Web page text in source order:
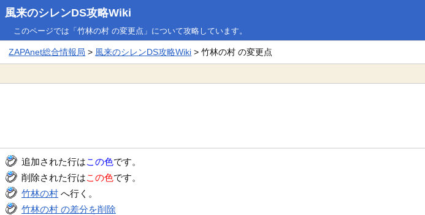
風来のシレンDS攻略Wiki
このページでは「竹林の村 の変更点」について攻略しています。
ZAPAnet総合情報局 > 風来のシレンDS攻略Wiki > 竹林の村 の変更点
追加された行はこの色です。
削除された行はこの色です。
竹林の村 へ行く。
竹林の村 の差分を削除